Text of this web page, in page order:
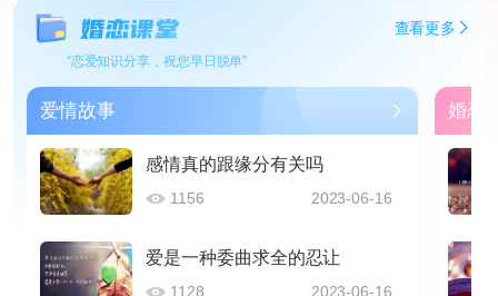
查看更多
“恋爱知识分享，祝您早日脱单”
爱情故事
感情真的跟缘分有关吗
1156 2023-06-16
爱是一种委曲求全的忍让
1128 2023-06-16
婚恋